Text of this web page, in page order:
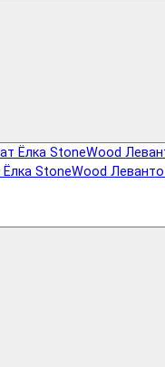
StoneWood Леванто